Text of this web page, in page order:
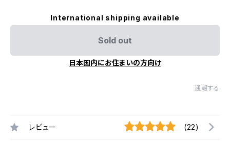
International shipping available
Sold out
日本国内にお住まいの方向け
通報する
レビュー (22)